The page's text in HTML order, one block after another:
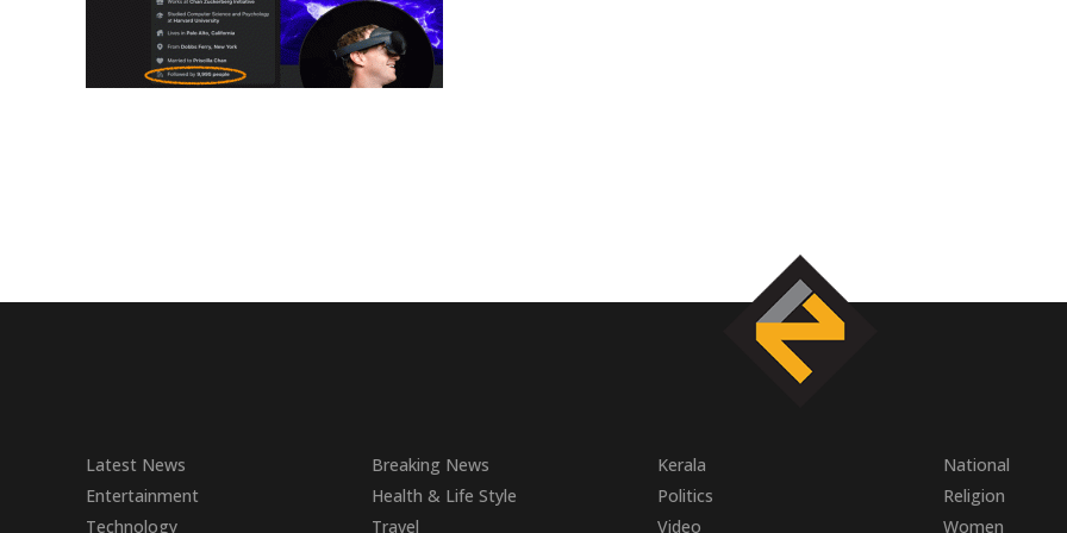
Latest News Breaking News Kerala National
Entertainment
Health & Life Style Politics Religion
Technology
Travel Video Women